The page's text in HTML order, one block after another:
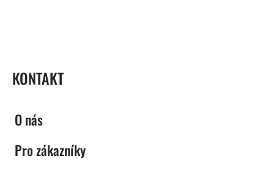
KONTAKT
O nás
Pro zákazníky